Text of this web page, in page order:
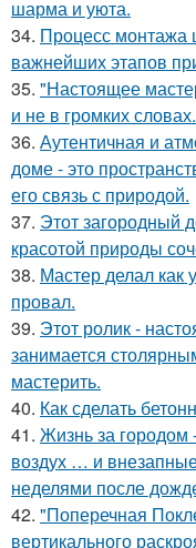
шарма и уюта.
34. Процесс монтажа
важнейших этапов
35. "Настоящее
и не в громких словах.
36. Аутентичная и
доме - это
его связь с природой.
37. Этот загородный
красотой природы
38. Мастер делал как
провал.
39. Этот ролик -
занимается
мастерить.
40. Как сделать
41. Жизнь за городом
воздух … и
неделями после
42. "Поперечная
вертикального